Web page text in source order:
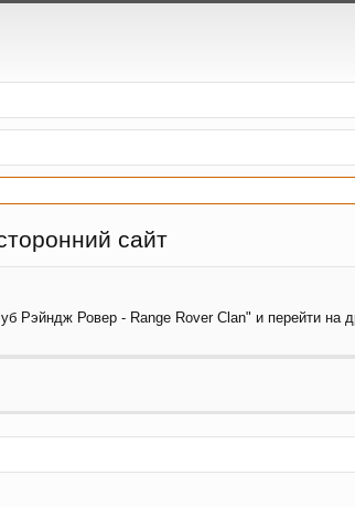
сайт
Рэйндж Ровер - Range Rover Clan" и перейти